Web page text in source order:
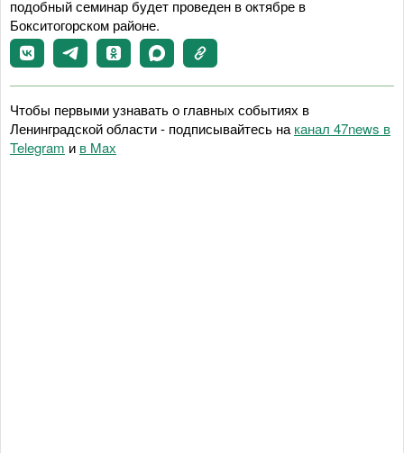
подобный семинар будет проведен в октябре в
Бокситогорском районе.
Чтобы первыми узнавать о главных событиях в
Ленинградской области - подписывайтесь на канал 47news в
Telegram и в Maх